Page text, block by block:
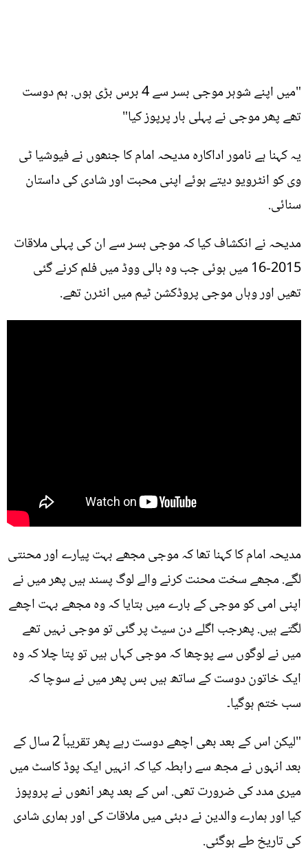
"میں اپنے شوہر موجی بسر سے 4 برس بڑی ہوں. ہم دوست
تھے پھر موجی نے پہلی بار پرپوز کیا"
یہ کہنا ہے نامور اداکارہ مدیحہ امام کا جنھوں نے فیوشیا ٹی
وی کو انٹرویو دیتے ہوئے اپنی محبت اور شادی کی داستان
سنائی.
مدیحہ نے انکشاف کیا کہ موجی بسر سے ان کی پہلی ملاقات
2015-16 میں ہوئی جب وہ بالی ووڈ میں فلم کرنے گئی
تھیں اور وہاں موجی پروڈکشن ٹیم میں انٹرن تھے.
مدیحہ امام کا کہنا تھا کہ موجی مجھے بہت پیارے اور محنتی
لگے. مجھے سخت محنت کرنے والے لوگ پسند ہیں پھر میں نے
اپنی امی کو موجی کے بارے میں بتایا کہ وہ مجھے بہت اچھے
لگتے ہیں. پھرجب اگلے دن سیٹ پر گئی تو موجی نہیں تھے
میں نے لوگوں سے پوچھا کہ موجی کہاں ہیں تو پتا چلا کہ وہ
ایک خاتون دوست کے ساتھ ہیں بس پھر میں نے سوچا کہ
سب ختم ہوگیا۔
"لیکن اس کے بعد بھی اچھے دوست رہے پھر تقریباً 2 سال کے
بعد انہوں نے مجھ سے رابطہ کیا کہ انہیں ایک پوڈ کاسٹ میں
میری مدد کی ضرورت تھی. اس کے بعد پھر انھوں نے پروپوز
کیا اور ہمارے والدین نے دبئی میں ملاقات کی اور ہماری شادی
کی تاریخ طے ہوگئی.